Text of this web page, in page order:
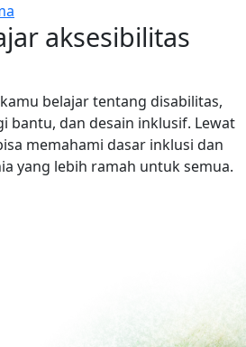
aksesibilitas
belajar tentang disabilitas,
bantu, dan desain inklusif. Lewat
memahami dasar inklusi dan
yang lebih ramah untuk semua.